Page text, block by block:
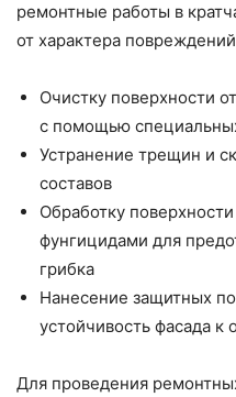
ремонтные работы в
от характера
Очистку поверхности
с помощью
Устранение трещин и
составов
Обработку
фунгицидами для
грибка
Нанесение защитных
устойчивость фасада к
Для проведения